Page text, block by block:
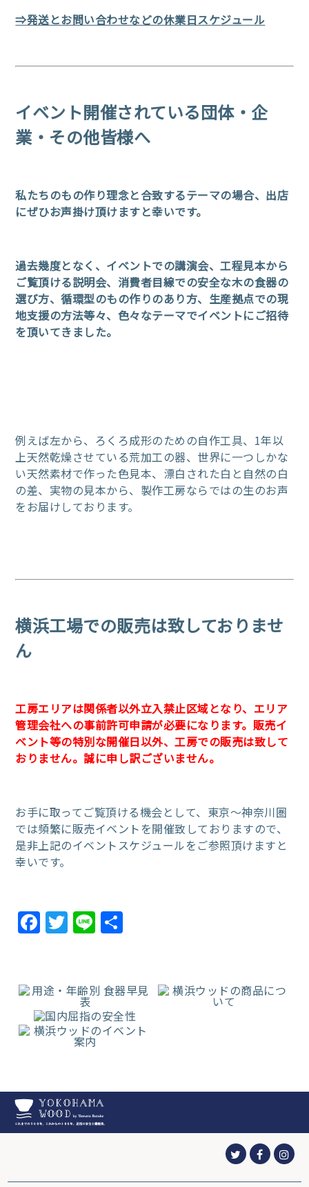
⇒発送とお問い合わせなどの休業日スケジュール
イベント開催されている団体・企
業・その他皆様へ
私たちのもの作り理念と合致するテーマの場合、出店
にぜひお声掛け頂けますと幸いです。
過去幾度となく、イベントでの講演会、工程見本から
ご覧頂ける説明会、 消費者目線での安全な木の食器の
選び方、循環型のもの作りのあり方、 生産拠点での現
地支援の方法等々、色々なテーマでイベントにご招待
を頂いてきました。
例えば左から、ろくろ成形のための自作工具、1年以
上天然乾燥させている荒加工の器、世界に一つしかな
い天然素材で作った色見本、漂白された白と自然の白
の差、実物の見本から、製作工房ならではの生のお声
をお届けしております。
横浜工場での販売は致しておりませ
ん
工房エリアは関係者以外立入禁止区域となり、エリア
管理会社への事前許可申請が必要になります。販売イ
ベント等の特別な開催日以外、工房での販売は致して
おりません。誠に申し訳ございません。
お手に取ってご覧頂ける機会として、東京～神奈川圏
では頻繁に販売イベントを開催致しておりますので、
是非上記のイベントスケジュールをご参照頂けますと
幸いです。
FacebookTwitterLine